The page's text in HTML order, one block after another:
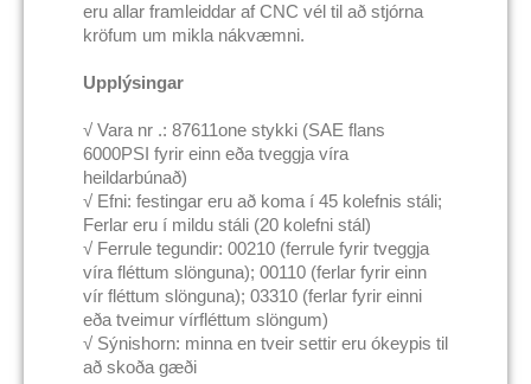
eru allar framleiddar af CNC vél til að stjórna
kröfum um mikla nákvæmni.
Upplýsingar
√ Vara nr .: 87611one stykki (SAE flans
6000PSI fyrir einn eða tveggja víra
heildarbúnað)
√ Efni: festingar eru að koma í 45 kolefnis stáli;
Ferlar eru í mildu stáli (20 kolefni stál)
√ Ferrule tegundir: 00210 (ferrule fyrir tveggja
víra fléttum slönguna); 00110 (ferlar fyrir einn
vír fléttum slönguna); 03310 (ferlar fyrir einni
eða tveimur vírfléttum slöngum)
√ Sýnishorn: minna en tveir settir eru ókeypis til
að skoða gæði